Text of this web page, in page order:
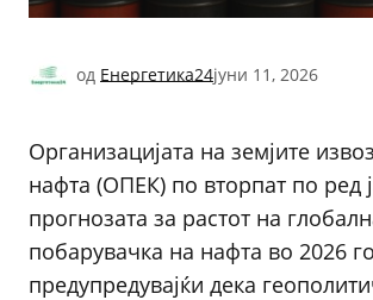
од Енергетика24јуни 11, 2026
Организацијата на земјите
нафта (ОПЕК) по вторпат по ред
прогнозата за растот на
побарувачка на нафта во 2026
предупредувајќи дека